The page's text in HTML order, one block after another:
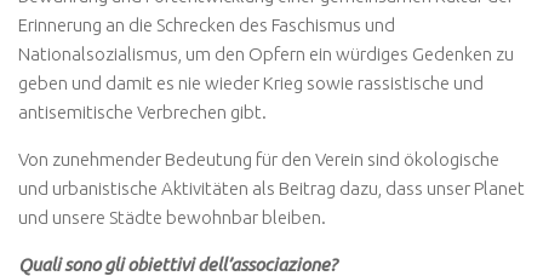
Erinnerung an die Schrecken des Faschismus und
Nationalsozialismus, um den Opfern ein würdiges Gedenken zu
geben und damit es nie wieder Krieg sowie rassistische und
antisemitische Verbrechen gibt.
Von zunehmender Bedeutung für den Verein sind ökologische
und urbanistische Aktivitäten als Beitrag dazu, dass unser Planet
und unsere Städte bewohnbar bleiben.
Quali sono gli obiettivi dell’associazione?